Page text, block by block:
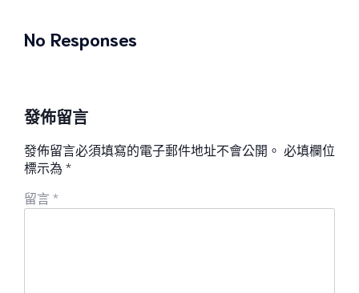
No Responses
發佈留言
發佈留言必須填寫的電子郵件地址不會公開。 必填欄位
標示為 *
留言 *